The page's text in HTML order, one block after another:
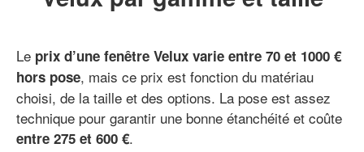
Le prix d’une fenêtre Velux varie entre 70 et 1000 €
hors pose, mais ce prix est fonction du matériau
choisi, de la taille et des options. La pose est assez
technique pour garantir une bonne étanchéité et coûte
entre 275 et 600 €.